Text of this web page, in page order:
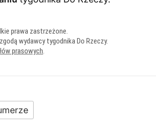
prawa zastrzeżone.
wydawcy tygodnika Do Rzeczy.
prasowych.